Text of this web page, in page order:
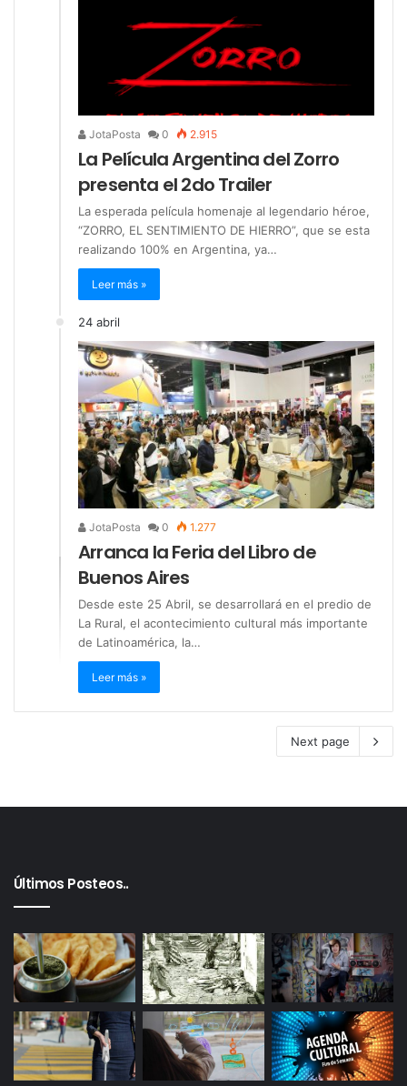
JotaPosta 0 2.915
La Película Argentina del Zorro
presenta el 2do Trailer
La esperada película homenaje al legendario héroe,
“ZORRO, EL SENTIMIENTO DE HIERRO”, que se esta
realizando 100% en Argentina, ya…
Leer más »
24 abril
JotaPosta 0 1.277
Arranca la Feria del Libro de
Buenos Aires
Desde este 25 Abril, se desarrollará en el predio de
La Rural, el acontecimiento cultural más importante
de Latinoamérica, la…
Leer más »
Next page
Últimos Posteos..